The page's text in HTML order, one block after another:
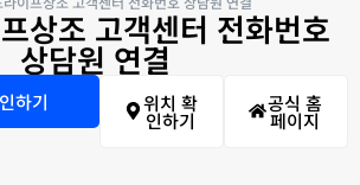
상조 고객센터 전화번호
상담원 연결
하기 위치 확
인하기
공식 홈
페이지